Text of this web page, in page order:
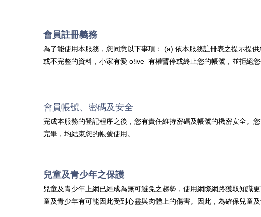
會員註冊義務
為了能使用本服務，您同意以下事項： (a) 依本服務註冊表之提示提
或不完整的資料， 小家有愛 o!ive 有權暫停或終止您的帳號，並拒絕
會員帳號、密碼及安全
完成本服務的登記程序之後，您有責任維持密碼及帳號的機密安全。
完畢，均結束您的帳號使用。
兒童及青少年之保護
兒童及青少年上網已經成為無可避免之趨勢，使用網際網路獲取知識
童及青少年有可能因此受到心靈與肉體上的傷害。因此，為確保兒童